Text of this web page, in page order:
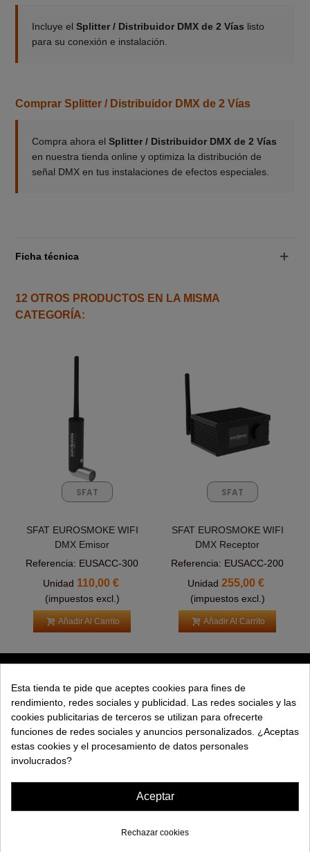
Incluye el Splitter / Distribuidor DMX de 2 Vías listo
para su conexión e instalación.
Comprar Splitter / Distribuidor DMX de 2 Vías
Compra ahora el Splitter / Distribuidor DMX de 2 Vías
en nuestra tienda online y optimiza la distribución de
señal DMX en tus instalaciones de efectos especiales.
Ficha técnica
12 OTROS PRODUCTOS EN LA MISMA
CATEGORÍA:
SFAT
SFAT EUROSMOKE WIFI
DMX Emisor
Referencia: EUSACC-300
Unidad 110,00 €
(impuestos excl.)
Añadir Al Carrito
SFAT
SFAT EUROSMOKE WIFI
DMX Receptor
Referencia: EUSACC-200
Unidad255,00 €
(impuestos excl.)
Añadir Al Carrito
EXPLORAR
EMPRESA
Esta tienda te pide que aceptes cookies para fines de
rendimiento, redes sociales y publicidad. Las redes sociales y las
cookies publicitarias de terceros se utilizan para ofrecerte
funciones de redes sociales y anuncios personalizados. ¿Aceptas
estas cookies y el procesamiento de datos personales
involucrados?
Aceptar
Rechazar cookies